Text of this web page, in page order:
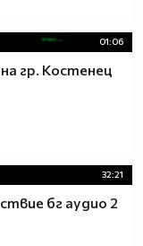
01:06
гр. Костенец
32:21
бг аудио 2